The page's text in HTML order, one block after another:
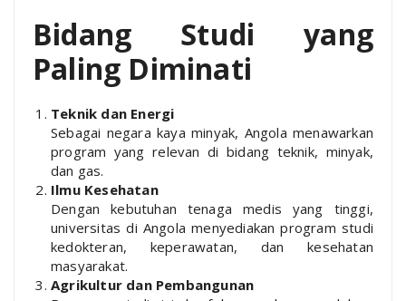
Bidang Studi yang
Paling Diminati
Teknik dan Energi
Sebagai negara kaya minyak, Angola menawarkan
program yang relevan di bidang teknik, minyak,
dan gas.
Ilmu Kesehatan
Dengan kebutuhan tenaga medis yang tinggi,
universitas di Angola menyediakan program studi
kedokteran, keperawatan, dan kesehatan
masyarakat.
Agrikultur dan Pembangunan